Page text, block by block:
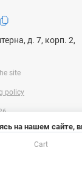
на нашем сайте,
файлов
веб-аналитики
д. 7, корп. 2,
site
policy
for information
the provisions of
technical
Cart